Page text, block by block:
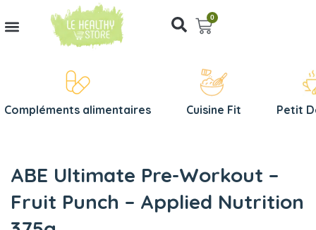
0
Compléments alimentaires Cuisine Fit Petit
ABE Ultimate Pre-Workout –
Fruit Punch – Applied Nutrition